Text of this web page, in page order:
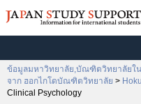
ข้อมูลมหาวิทยาลัย,บัณฑิตวิทยาลัยใ
จาก ฮอกไกโดบัณฑิตวิทยาลัย >
Clinical Psychology